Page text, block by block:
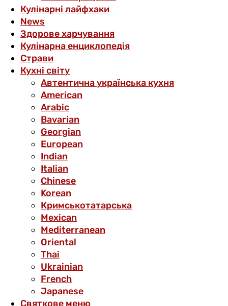
Кулінарні лайфхаки
News
Здорове харчування
Кулінарна енциклопедія
Страви
Кухні світу
Автентична українська кухня
American
Arabic
Bavarian
Georgian
European
Indian
Italian
Chinese
Korean
Кримськотатарська
Mexican
Mediterranean
Oriental
Thai
Ukrainian
French
Japanese
Святкове меню